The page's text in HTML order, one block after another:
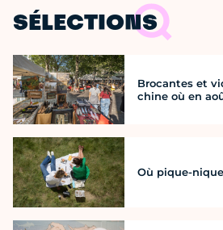
SÉLECTIONS
Brocantes et
chine où en
Où pique-